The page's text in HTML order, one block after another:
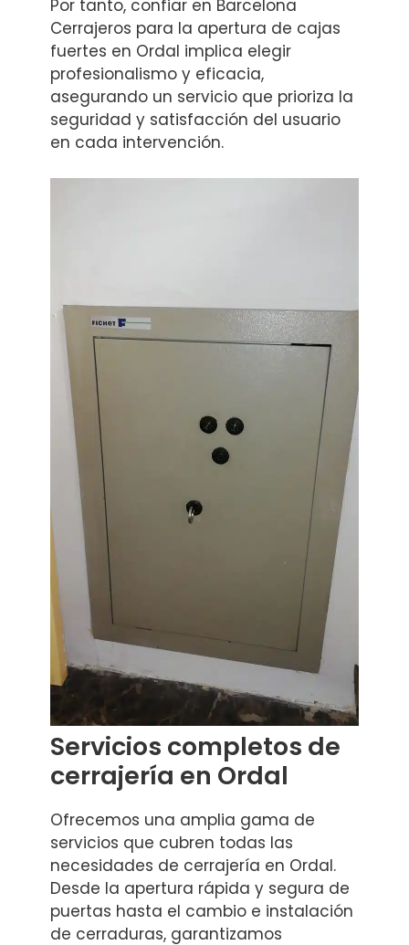
Por tanto, confiar en Barcelona
Cerrajeros para la apertura de cajas
fuertes en Ordal implica elegir
profesionalismo y eficacia,
asegurando un servicio que prioriza la
seguridad y satisfacción del usuario
en cada intervención.
Servicios completos de
cerrajería en Ordal
Ofrecemos una amplia gama de
servicios que cubren todas las
necesidades de cerrajería en Ordal.
Desde la apertura rápida y segura de
puertas hasta el cambio e instalación
de cerraduras, garantizamos